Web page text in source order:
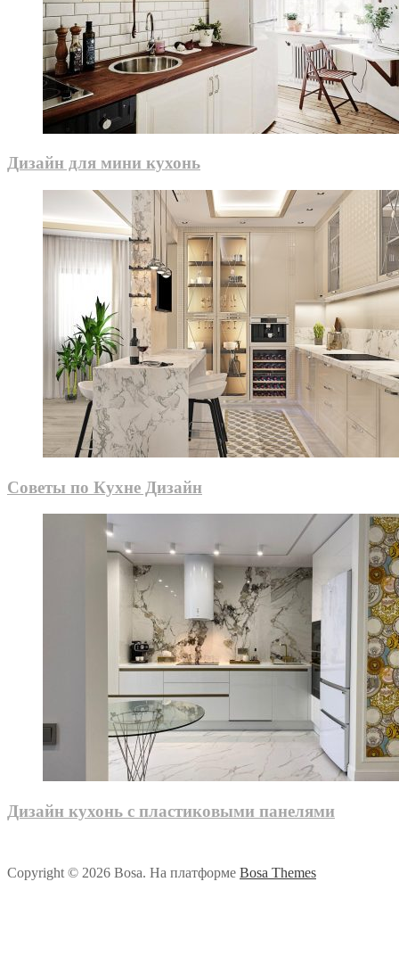
Дизайн для мини кухонь
Советы по Кухне Дизайн
Дизайн кухонь с пластиковыми панелями
Copyright © 2026 Bosa. На платформе Bosa Themes